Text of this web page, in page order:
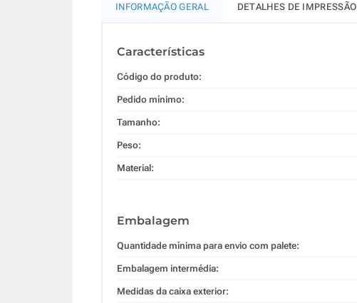
INFORMAÇÃO GERAL DETALHES DE IMPRESSÃO
Características
Código do produto:
Pedido mínimo:
Tamanho:
Peso:
Material:
Embalagem
Quantidade mínima para envio com palete:
Embalagem intermédia:
Medidas da caixa exterior: